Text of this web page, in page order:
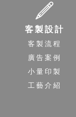
客製設計
客製流程
廣告案例
小量印製
工藝介紹